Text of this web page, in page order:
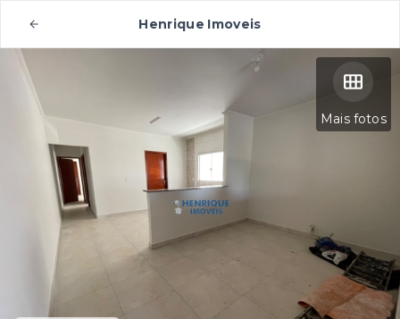
Henrique Imoveis
Mais fotos